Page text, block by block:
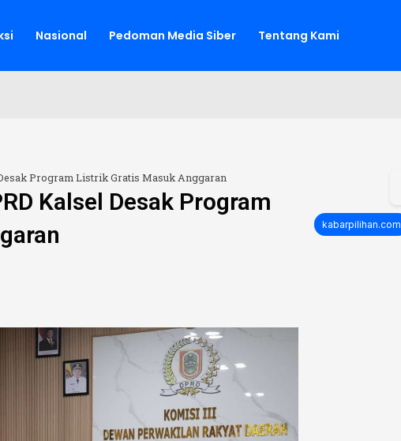
Nasional Pedoman Media Siber Tentang Kami
Program Listrik Gratis Masuk Anggaran
Kalsel Desak Program
kabarpilihan.com